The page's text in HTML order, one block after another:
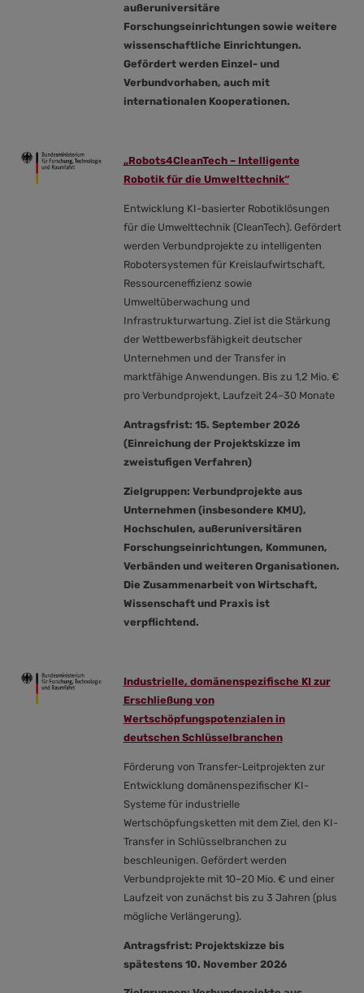
außeruniversitäre
Forschungseinrichtungen sowie weitere
wissenschaftliche Einrichtungen.
Gefördert werden Einzel- und
Verbundvorhaben, auch mit
internationalen Kooperationen.
„Robots4CleanTech – Intelligente
Robotik für die Umwelttechnik“
Entwicklung KI-basierter Robotiklösungen
für die Umwelttechnik (CleanTech). Gefördert
werden Verbundprojekte zu intelligenten
Robotersystemen für Kreislaufwirtschaft,
Ressourceneffizienz sowie
Umweltüberwachung und
Infrastrukturwartung. Ziel ist die Stärkung
der Wettbewerbsfähigkeit deutscher
Unternehmen und der Transfer in
marktfähige Anwendungen. Bis zu 1,2 Mio. €
pro Verbundprojekt, Laufzeit 24–30 Monate
Antragsfrist: 15. September 2026
(Einreichung der Projektskizze im
zweistufigen Verfahren)
Zielgruppen: Verbundprojekte aus
Unternehmen (insbesondere KMU),
Hochschulen, außeruniversitären
Forschungseinrichtungen, Kommunen,
Verbänden und weiteren Organisationen.
Die Zusammenarbeit von Wirtschaft,
Wissenschaft und Praxis ist
verpflichtend.
Industrielle, domänenspezifische KI zur
Erschließung von
Wertschöpfungspotenzialen in
deutschen Schlüsselbranchen
Förderung von Transfer-Leitprojekten zur
Entwicklung domänenspezifischer KI-
Systeme für industrielle
Wertschöpfungsketten mit dem Ziel, den KI-
Transfer in Schlüsselbranchen zu
beschleunigen. Gefördert werden
Verbundprojekte mit 10–20 Mio. € und einer
Laufzeit von zunächst bis zu 3 Jahren (plus
mögliche Verlängerung).
Antragsfrist: Projektskizze bis
spätestens 10. November 2026